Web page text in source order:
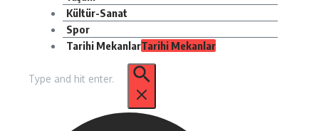
Kültür-Sanat
Spor
Tarihi MekanlarTarihi Mekanlar